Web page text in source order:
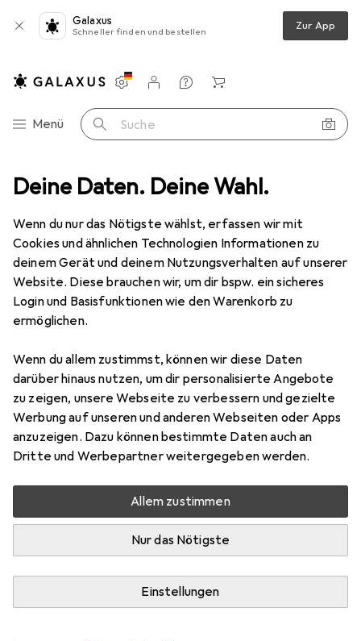
Deine Daten. Deine Wahl.
Wenn du nur das Nötigste wählst, erfassen wir mit
Cookies und ähnlichen Technologien Informationen zu
deinem Gerät und deinem Nutzungsverhalten auf unserer
Website. Diese brauchen wir, um dir bspw. ein sicheres
Login und Basisfunktionen wie den Warenkorb zu
ermöglichen.
Wenn du allem zustimmst, können wir diese Daten
darüber hinaus nutzen, um dir personalisierte Angebote
zu zeigen, unsere Webseite zu verbessern und gezielte
Werbung auf unseren und anderen Webseiten oder Apps
anzuzeigen. Dazu können bestimmte Daten auch an
Dritte und Werbepartner weitergegeben werden.
Allem zustimmen
Nur das Nötigste
Einstellungen
Galaxus
Schneller finden und bestellen Zur App
Navigation nach Kategorien
Menü Suche
Einstellungen
Kundenkonto
Vergleichslisten
Merklisten
Warenkorb
Teppiche Teppich Snapstyle Hochflor Shaggy Teppich Palace
5 Bilder
SnapstyleHochflor Shaggy Teppich
Palace
200 x 250 cm
Preis in EUR inkl. MwSt.
EUR
189,90
76
Bewertungen Marke
Mehr von Snapstyle
Mehr als 10 Stück an Lager beim Drittanbieter
Lieferort angeben für genaue Lieferzeit
teppichversand24DE